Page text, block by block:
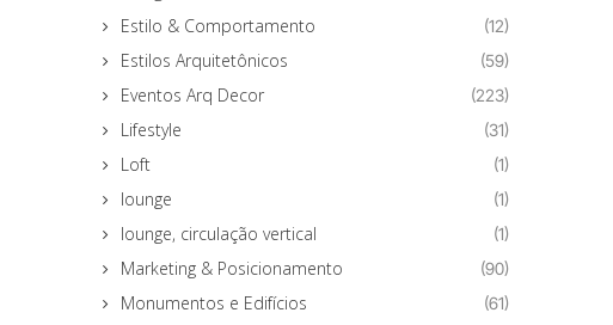
Estilo & Comportamento (12)
Estilos Arquitetônicos (59)
Eventos Arq Decor (223)
Lifestyle (31)
Loft (1)
lounge (1)
lounge, circulação vertical (1)
Marketing & Posicionamento (90)
Monumentos e Edifícios (61)